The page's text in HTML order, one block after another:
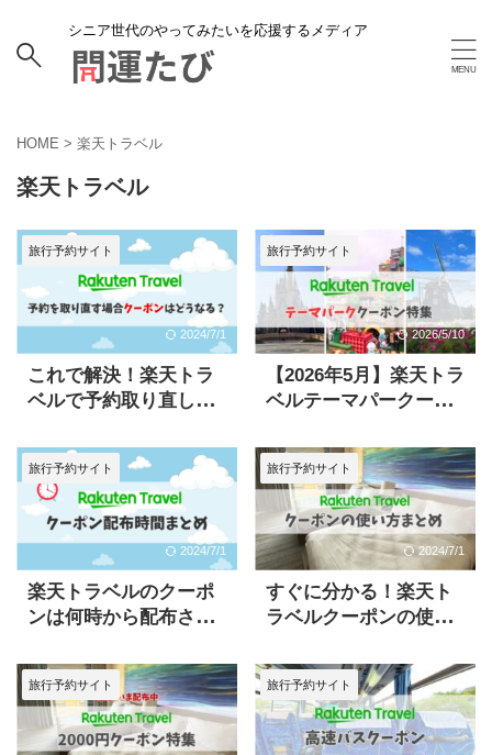
シニア世代のやってみたいを応援するメディア
HOME > 楽天トラベル
楽天トラベル
旅行予約サイト
2024/7/1
これで解決！楽天トラ
ベルで予約取り直しを
り扱い
旅行予約サイト
2026/5/10
【2026年5月】楽天トラ
ベルテーマパークーポ
旅行予約サイト
2024/7/1
楽天トラベルのクーポ
ンは何時から配布され
い方必見
旅行予約サイト
2024/7/1
すぐに分かる！楽天ト
ラベルクーポンの使い
旅行予約サイト 旅行予約サイト